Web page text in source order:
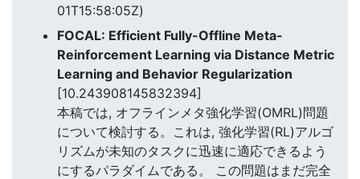
01T15:58:05Z)
FOCAL: Efficient Fully-Offline Meta-
Reinforcement Learning via Distance Metric
Learning and Behavior Regularization
[10.243908145832394]
本稿では, オフラインメタ強化学習(OMRL)問題
について検討する。これは, 強化学習(RL)アルゴ
リズムが未知のタスクに迅速に適応できるよう
にするパラダイムである。 この問題はまだ完全